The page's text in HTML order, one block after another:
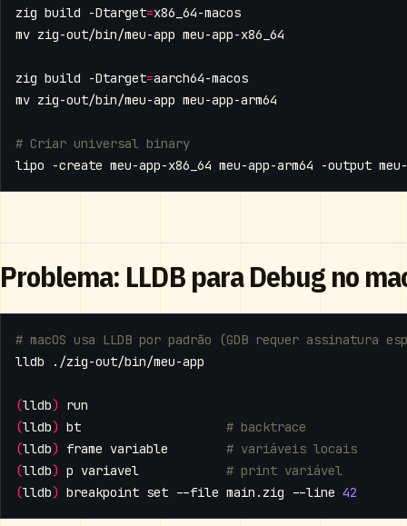
zig build -Dtarget=
zig build -Dtarget=
# Criar universal binary
Problema: LLDB para Debug no
# macOS usa LLDB por padrão (GDB requer assinatura
(lldb)
(lldb) bt # backtrace
(lldb) frame variable # variáveis locais
(lldb) p variavel # print variável
(lldb) breakpoint set --file main.zig --line 42